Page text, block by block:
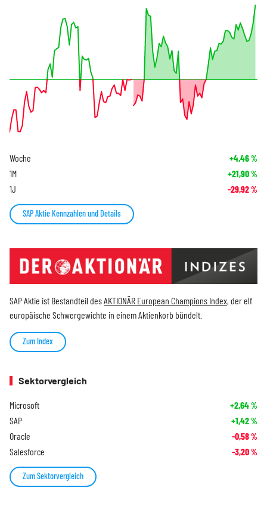
Woche +4,46%
1M +21,90%
1J -29,92%
SAP Aktie Kennzahlen und Details
SAP Aktie ist Bestandteil desAKTIONÄR European Champions Index, der elf
europäische Schwergewichte in einem Aktienkorb bündelt.
Zum Index
Sektorvergleich
Microsoft +2,64%
SAP +1,42%
Oracle -0,58%
Salesforce -3,20%
Zum Sektorvergleich